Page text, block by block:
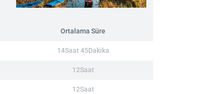
Ortalama Süre
14Saat 45Dakika
12Saat
12Saat